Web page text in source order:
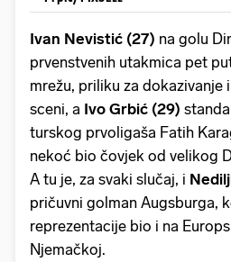
Ivan Nevistić (27) na golu
prvenstvenih utakmica pet
mrežu, priliku za dokazivanje
sceni, a Ivo Grbić (29)
turskog prvoligaša Fatih
nekoć bio čovjek od velikog
A tu je, za svaki slučaj, i
pričuvni golman Augsburga,
reprezentacije bio i na
Njemačkoj.